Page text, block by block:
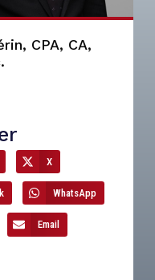
CPA, CA,
X
WhatsApp
Email